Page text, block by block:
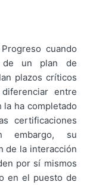
cuando
de un plan de
plazos críticos
entre
ha completado
certificaciones
embargo, su
de la interacción
por sí mismos
en el puesto de